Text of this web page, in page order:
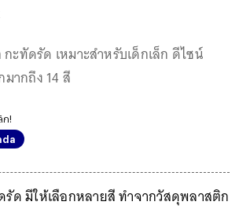
ะทัดรัด เหมาะสำหรับเด็กเล็ก ดีไซน์
มากถึง 14 สี
ก!
ด มีให้เลือกหลายสี ทำจากวัสดุพลาสติก